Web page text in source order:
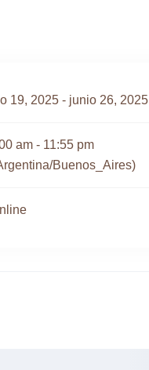
19, 2025 - junio 26, 2025
am - 11:55 pm
Buenos_Aires)